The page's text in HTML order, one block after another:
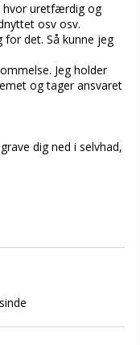
hvor uretfærdig og
osv osv.
det. Så kunne jeg
Jeg holder
og tager ansvaret
dig ned i selvhad,